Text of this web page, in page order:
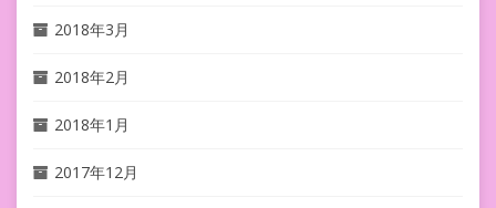
2018年3月
2018年2月
2018年1月
2017年12月